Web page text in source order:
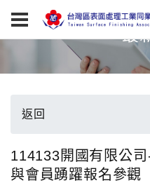
最
返回
114133開國有限公
與會員踴躍報名參觀